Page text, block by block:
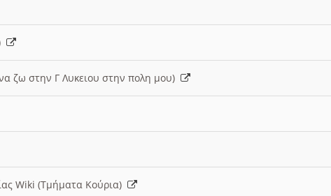
ζω στην Γ Λυκειου στην πολη μου)
Wiki (Τμήματα Κούρια)